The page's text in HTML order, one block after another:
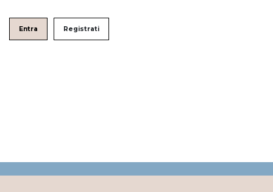
Entra Registrati